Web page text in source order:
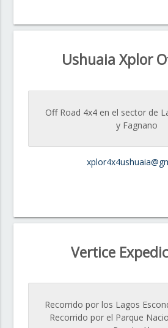
Ushuaia Xplor
Off Road 4x4 en el sector de
y Fagnano
Vertice
Recorrido por los Lagos
Recorrido por el Parque